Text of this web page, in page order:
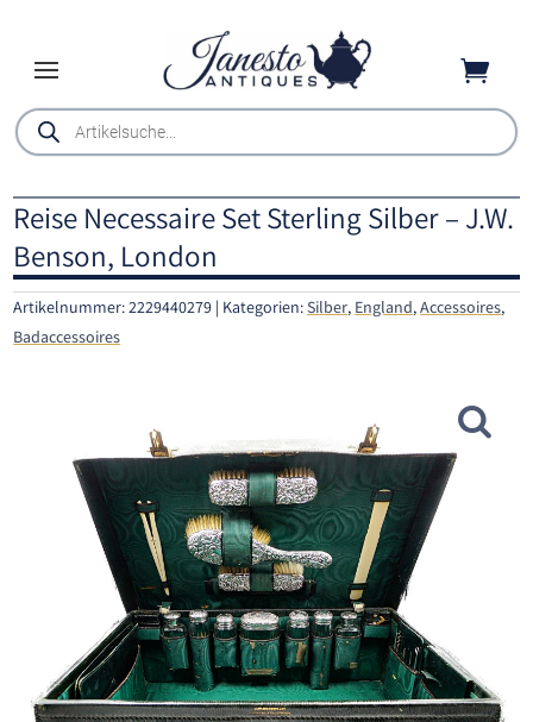

Products
search
Reise Necessaire Set Sterling Silber – J.W.
Benson, London
Artikelnummer:2229440279 Kategorien:Silber, England,Accessoires,
Badaccessoires